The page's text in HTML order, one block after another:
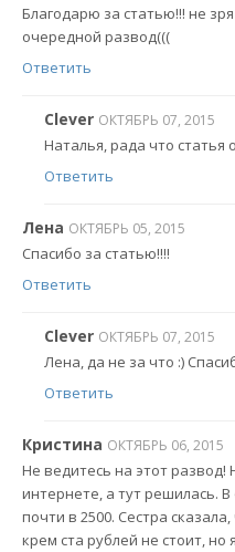
Благодарю за статью!!! не
очередной развод(((
Ответить
Clever ОКТЯБРЬ 07, 2015
Наталья, рада что статья
Ответить
Лена ОКТЯБРЬ 05, 2015
Спасибо за статью!!!!
Ответить
Clever ОКТЯБРЬ 07, 2015
Лена, да не за что :)
Ответить
Кристина ОКТЯБРЬ 06, 2015
Не ведитесь на этот развод!
интернете, а тут решилась.
почти в 2500. Сестра
крем ста рублей не стоит, но